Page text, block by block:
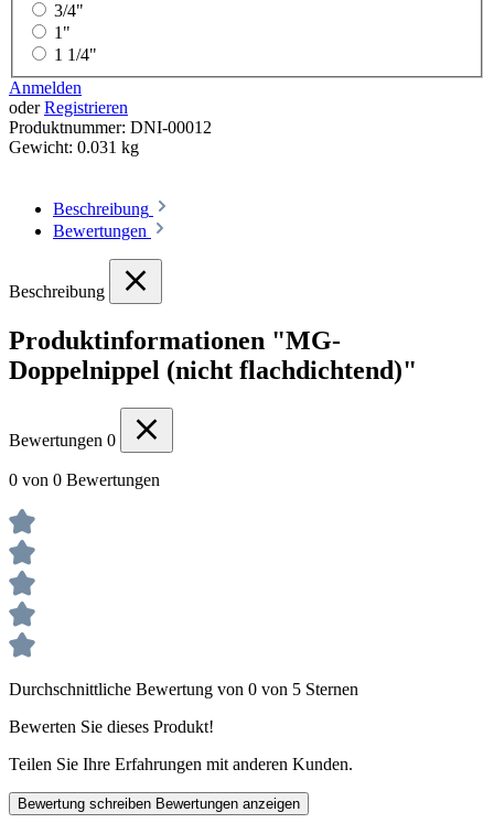
3/4"
1"
1 1/4"
Anmelden
oderRegistrieren
Produktnummer: DNI-00012
Gewicht: 0.031 kg
Beschreibung
Bewertungen
Beschreibung
Produktinformationen "MG-
Doppelnippel (nicht flachdichtend)"
Bewertungen 0
0 von 0 Bewertungen
Durchschnittliche Bewertung von 0 von 5 Sternen
Bewerten Sie dieses Produkt!
Teilen Sie Ihre Erfahrungen mit anderen Kunden.
Bewertung schreiben Bewertungen anzeigen